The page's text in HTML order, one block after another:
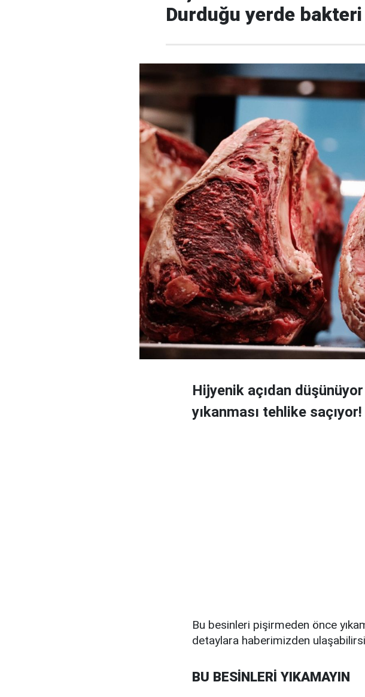
Durduğu yerde
Hijyenik açıdan
yıkanması tehlike
Bu besinleri pişirmeden önce
detaylara haberimizden
BU BESİNLERİ YIKAMAYIN